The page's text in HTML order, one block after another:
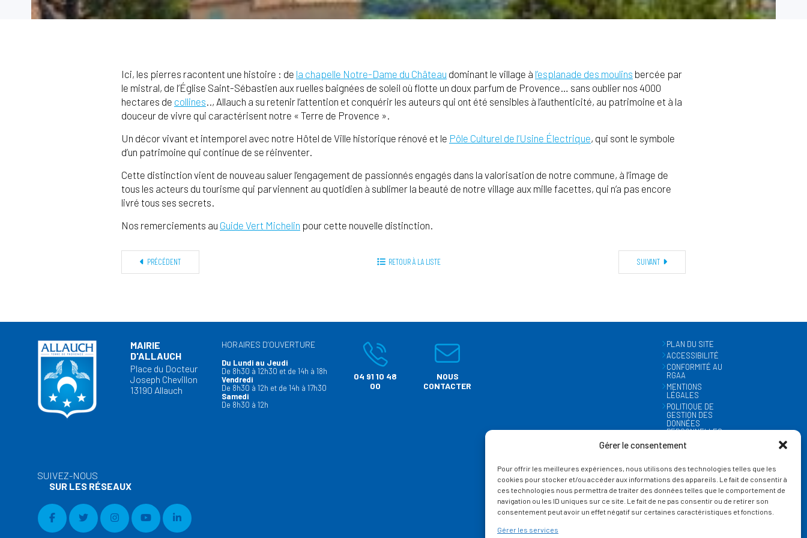
Gérer le consentement
Pour offrir les meilleures expériences, nous utilisons des technologies telles que les
cookies pour stocker et/ou accéder aux informations des appareils. Le fait de consentir à
ces technologies nous permettra de traiter des données telles que le comportement de
navigation ou les ID uniques sur ce site. Le fait de ne pas consentir ou de retirer son
consentement peut avoir un effet négatif sur certaines caractéristiques et fonctions.
Gérer les services
Ici, les pierres racontent une histoire : de la chapelle Notre-Dame du Château dominant le village à l’esplanade des moulins bercée par
le mistral, de l’Église Saint-Sébastien aux ruelles baignées de soleil où flotte un doux parfum de Provence… sans oublier nos 4000
hectares de collines.., Allauch a su retenir l’attention et conquérir les auteurs qui ont été sensibles à l’authenticité, au patrimoine et à la
douceur de vivre qui caractérisent notre « Terre de Provence ».
Un décor vivant et intemporel avec notre Hôtel de Ville historique rénové et le Pôle Culturel de l’Usine Électrique, qui sont le symbole
d’un patrimoine qui continue de se réinventer.
Cette distinction vient de nouveau saluer l’engagement de passionnés engagés dans la valorisation de notre commune, à l’image de
tous les acteurs du tourisme qui parviennent au quotidien à sublimer la beauté de notre village aux mille facettes, qui n’a pas encore
livré tous ses secrets.
Nos remerciements au Guide Vert Michelin pour cette nouvelle distinction.
PRÉCÉDENT RETOUR À LA LISTE SUIVANT
MAIRIE
D'ALLAUCH
Place du Docteur
Joseph Chevillon
13190 Allauch
HORAIRES D’OUVERTURE
Du Lundi au Jeudi
De 8h30 à 12h30 et de 14h à 18h
Vendredi
De 8h30 à 12h et de 14h à 17h30
Samedi
De 8h30 à 12h
04 91 10 48
00
NOUS
CONTACTER
PLAN DU SITE
ACCESSIBILITÉ
CONFORMITÉ AU
RGAA
MENTIONS
LÉGALES
POLITIQUE DE
GESTION DES
DONNÉES
PERSONNELLES
MÉTÉO
SUIVEZ-NOUS
SUR LES RÉSEAUX